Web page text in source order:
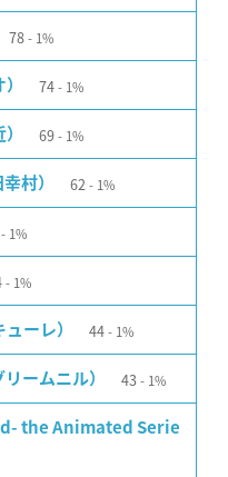
78 1%
74 1%
69 1%
村） 62 1%
1%
1%
ーレ） 44 1%
ームニル） 43 1%
the Animated Serie